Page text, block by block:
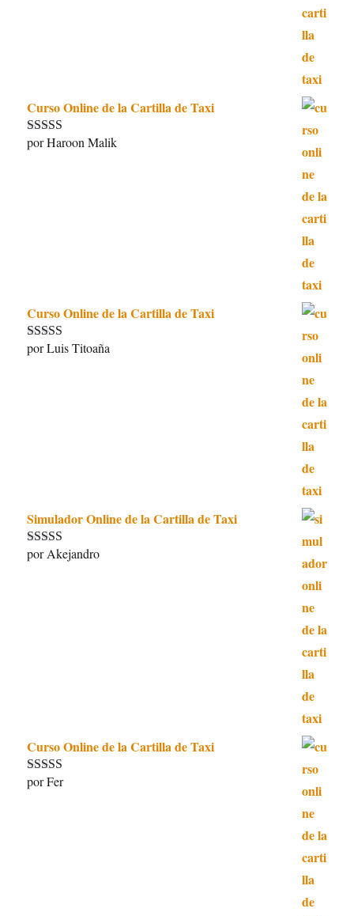
Curso Online de la Cartilla de Taxi
Valorado con
por Haroon Malik
Curso Online de la Cartilla de Taxi
Valorado con
por Luis Titoaña
Simulador Online de la Cartilla de Taxi
Valorado con
por Akejandro
Curso Online de la Cartilla de Taxi
Valorado con
por Fer